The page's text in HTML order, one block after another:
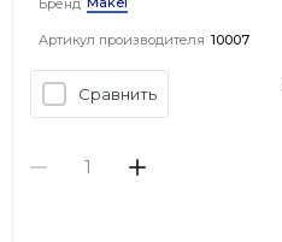
Артикул производителя 10007
Сравнить